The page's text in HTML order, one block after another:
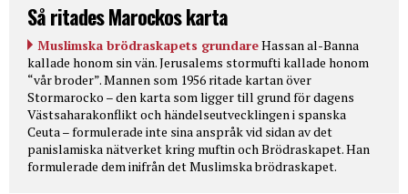
Så ritades Marockos karta
Muslimska brödraskapets grundareHassan al-Banna
kallade honom sin vän. Jerusalems stormufti kallade honom
“vår broder”. Mannen som 1956 ritade kartan över
Stormarocko – den karta som ligger till grund för dagens
Västsaharakonflikt och händelseutvecklingen i spanska
Ceuta – formulerade inte sina anspråk vid sidan av det
panislamiska nätverket kring muftin och Brödraskapet. Han
formulerade dem inifrån det Muslimska brödraskapet.